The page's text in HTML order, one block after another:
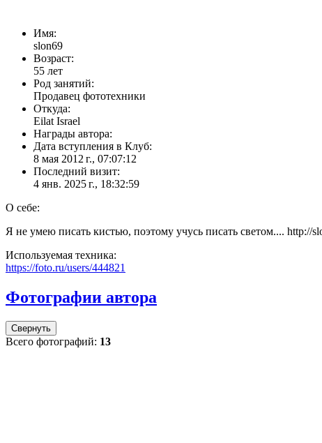
Имя:
slon69
Возраст:
55 лет
Род занятий:
Продавец фототехники
Откуда:
Eilat Israel
Награды автора:
Дата вступления в Клуб:
8 мая 2012 г., 07:07:12
Последний визит:
4 янв. 2025 г., 18:32:59
О себе:
Я не умею писать кистью, поэтому учусь писать светом.... http://
Используемая техника:
https://foto.ru/users/444821
Фотографии автора
Свернуть
Всего фотографий: 13